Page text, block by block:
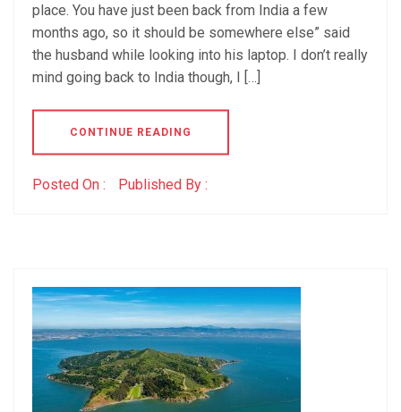
place. You have just been back from India a few
months ago, so it should be somewhere else” said
the husband while looking into his laptop. I don’t really
mind going back to India though, I […]
CONTINUE READING
Posted On : Published By :